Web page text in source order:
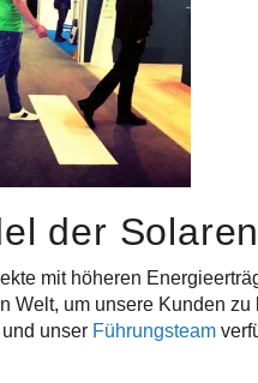
der
mit höheren
um unsere Kunden
unser Führungsteam